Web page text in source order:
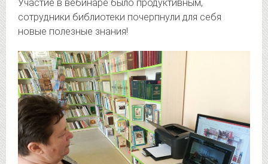
Участие в вебинаре было продуктивным,
сотрудники библиотеки почерпнули для себя
новые полезные знания!